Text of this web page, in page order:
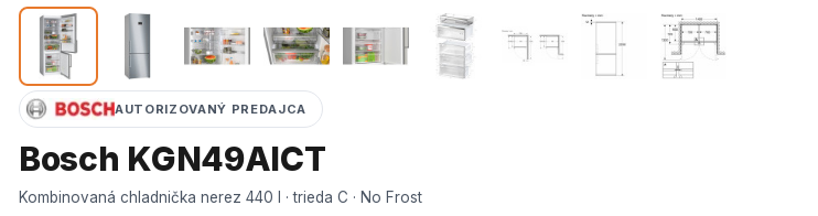
AUTORIZOVANÝ PREDAJCA
Bosch KGN49AICT
Kombinovaná chladnička nerez 440 l · trieda C · No Frost